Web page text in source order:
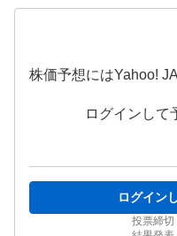
株価予想にはYahoo!
ログインして
ログイン
投票締切